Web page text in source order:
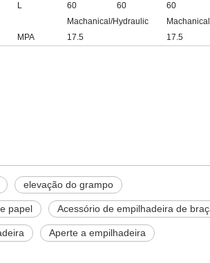
L 60 60
60
Machanical/Hydraulic
MPA 17.5 17.5
elevação do grampo
papel Acessório de empilhadeira de
Aperte a empilhadeira